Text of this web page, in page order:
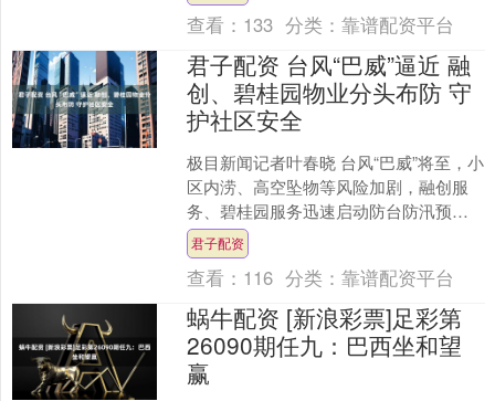
查看： 133 分类：靠谱配资平台
君子配资 台风“巴威”逼近 融
创、碧桂园物业分头布防 守
护社区安全
极目新闻记者叶春晓 台风“巴威”将至，小
区内涝、高空坠物等风险加剧，融创服
务、碧桂园服务迅速启动防台防汛预
案，双线并行筑牢社区安全防线。 融创
服务：疏通排水+入....
君子配资
查看： 116 分类：靠谱配资平台
蜗牛配资 [新浪彩票]足彩第
26090期任九：巴西坐和望
赢